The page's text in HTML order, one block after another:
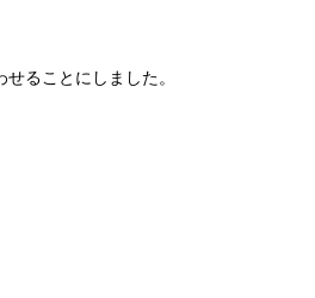
ることにしました。